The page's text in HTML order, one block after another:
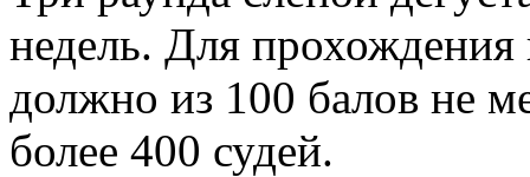
недель. Для прохождения
должно из 100 балов не
более 400 судей.